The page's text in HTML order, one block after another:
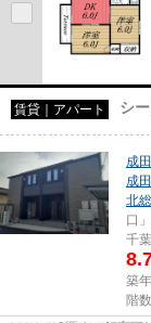
賃貸｜アパート シ
成
成
北
口
千
築
階